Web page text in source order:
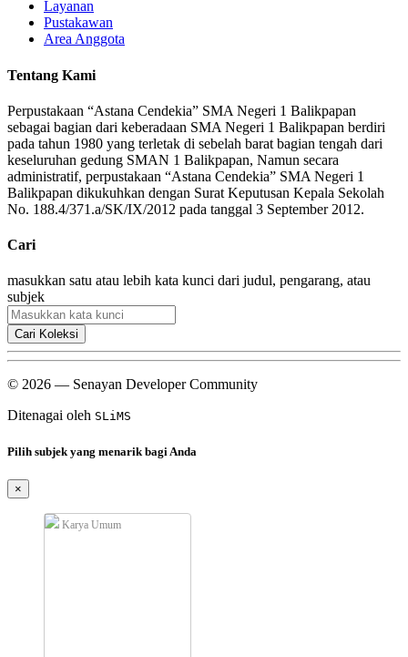
Layanan
Pustakawan
Area Anggota
Tentang Kami
Perpustakaan “Astana Cendekia” SMA Negeri 1 Balikpapan
sebagai bagian dari keberadaan SMA Negeri 1 Balikpapan berdiri
pada tahun 1980 yang terletak di sebelah barat bagian tengah dari
keseluruhan gedung SMAN 1 Balikpapan, Namun secara
administratif, perpustakaan “Astana Cendekia” SMA Negeri 1
Balikpapan dikukuhkan dengan Surat Keputusan Kepala Sekolah
No. 188.4/371.a/SK/IX/2012 pada tanggal 3 September 2012.
Cari
masukkan satu atau lebih kata kunci dari judul, pengarang, atau
subjek
Cari Koleksi
© 2026 — Senayan Developer Community
Ditenagai oleh SLiMS
Pilih subjek yang menarik bagi Anda
×
Karya Umum